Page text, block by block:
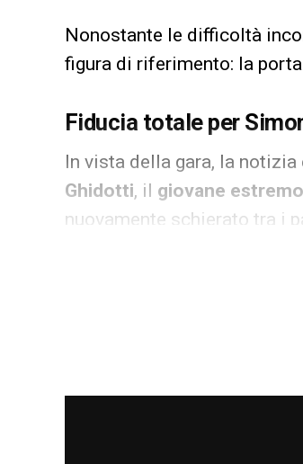
Nonostante le difficoltà
figura di riferimento: la
Fiducia totale per
In vista della gara, la notizia
Ghidotti, il giovane
nuovamente schierato tra i
Questa decisione è una
in un buon momento di